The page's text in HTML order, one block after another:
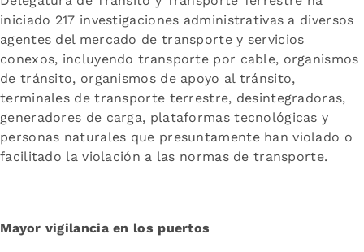
iniciado 217 investigaciones administrativas a diversos
agentes del mercado de transporte y servicios
conexos, incluyendo transporte por cable, organismos
de tránsito, organismos de apoyo al tránsito,
terminales de transporte terrestre, desintegradoras,
generadores de carga, plataformas tecnológicas y
personas naturales que presuntamente han violado o
facilitado la violación a las normas de transporte.
Mayor vigilancia en los puertos